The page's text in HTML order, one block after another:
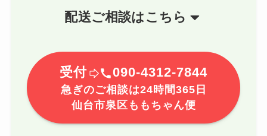
配送ご相談はこちら
受付 090-4312-7844
急ぎのご相談は24時間365日
仙台市泉区ももちゃん便